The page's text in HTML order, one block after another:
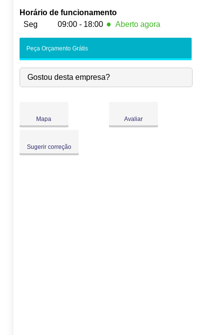
Horário de funcionamento
Seg
09:00 - 18:00 ● Aberto agora
-
Qua:
09:00-18:00
Qui:
09:00-18:00
Peça Orçamento Grátis
Gostou desta empresa?
Mapa Avaliar
Sugerir correção